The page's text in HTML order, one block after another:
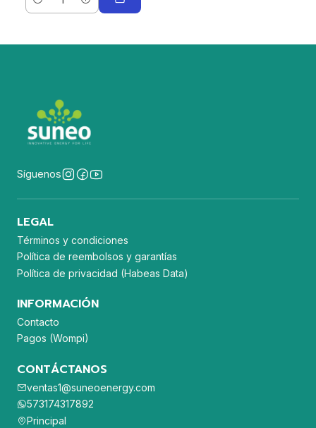
Cantidad
Síguenos
LEGAL
Términos y condiciones
Política de reembolsos y garantías
Política de privacidad (Habeas Data)
INFORMACIÓN
Contacto
Pagos (Wompi)
CONTÁCTANOS
ventas1@suneoenergy.com
573174317892
Principal